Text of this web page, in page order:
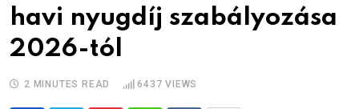
havi nyugdíj szabályozása
2026-tól
2 MINUTES READ 6437 VIEWS